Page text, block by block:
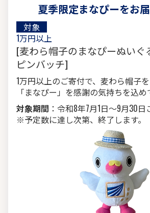
夏季限定まなぴーをお
対象
1万円以上
[麦わら帽子のまなぴーぬいぐ
ピンバッチ]
1万円以上のご寄付で、麦わら帽子
「まなぴー」を感謝の気持ちを込め
対象期間 ：令和8年7月1日〜9月30
※予定数に達し次第、終了します。